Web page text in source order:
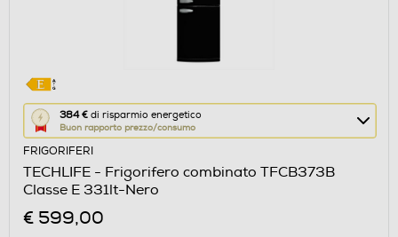
384 € di risparmio energetico
Buon rapporto prezzo/consumo
Questa
azione
aprirà
il
Calcolatore
di
FRIGORIFERI
TECHLIFE - Frigorifero combinato TFCB373B
Classe E 331lt-Nero
€ 599,00